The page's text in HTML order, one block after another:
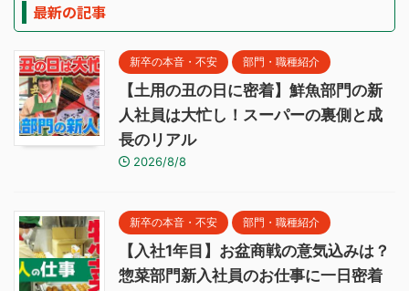
最新の記事
新卒の本音・不安 部門・職種紹介
【土用の丑の日に密着】鮮魚部門の新
人社員は大忙し！スーパーの裏側と成
長のリアル
2026/8/8
新卒の本音・不安 部門・職種紹介
【入社1年目】お盆商戦の意気込みは？
惣菜部門新入社員のお仕事に一日密着